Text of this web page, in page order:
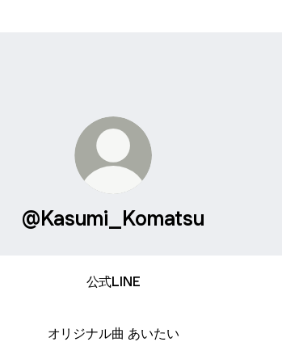
@Kasumi_Komatsu
公式LINE
オリジナル曲 あいたい